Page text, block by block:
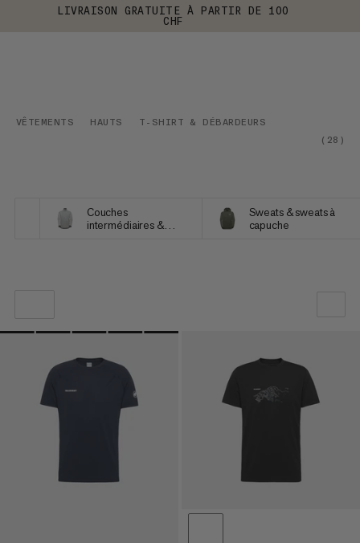
LIVRAISON GRATUITE À PARTIR DE 100
CHF
VÊTEMENTS HAUTS
T-SHIRT & DÉBARDEURS
( 28 )
Couches
intermédiaires &
Sweats & sweats à
capuche
PRIX CROISSANT
PRIX DÉCROISSANT